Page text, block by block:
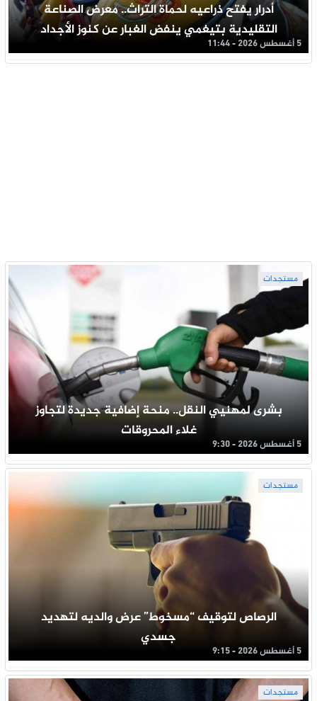
أدرار يفتح ذراعيه لحماة التراث.. معرض الصناعة
التقليدية بتيغمي ينفض الغبار عن كنوز الأجداد
5 أغسطس 2026 - 11:44
مستجدات
بشرى لمهنيي النقل.. منحة إضافية جديدة لتجاوز
غلاء المحروقات
5 أغسطس 2026 - 9:30
مستجدات
الرصاص لتوقيف “مسخوط” عرض والديه لتهديد
جسدي
5 أغسطس 2026 - 9:15
مستجدات